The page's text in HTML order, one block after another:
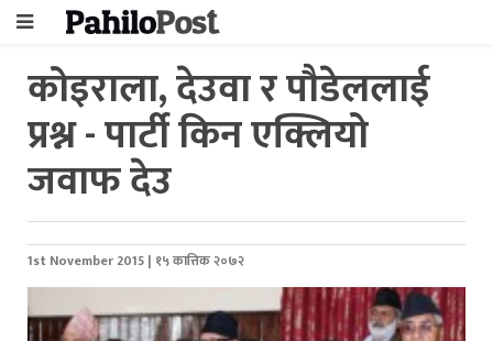
​कोइराला, देउवा र पौडेललाई
प्रश्न - पार्टी किन एक्लियो
जवाफ देउ
1st November 2015 | १५ कात्तिक २०७२